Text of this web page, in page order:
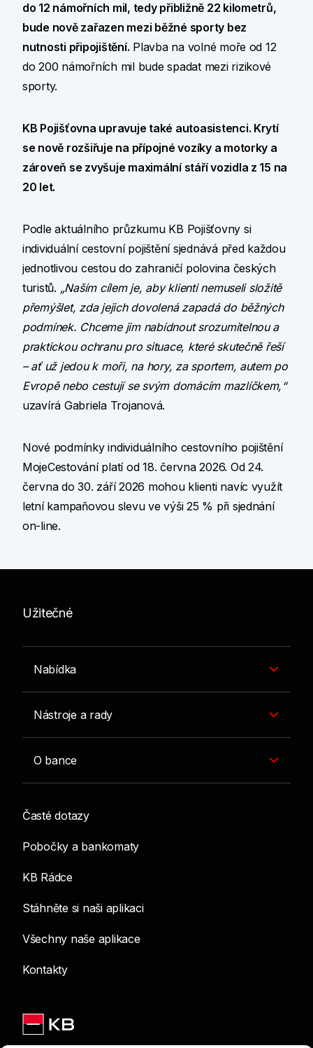
do 12 námořních mil, tedy přibližně 22 kilometrů,
bude nově zařazen mezi běžné sporty bez
nutnosti připojištění. Plavba na volné moře od 12
do 200 námořních mil bude spadat mezi rizikové
sporty.
KB Pojišťovna upravuje také autoasistenci. Krytí
se nově rozšiřuje na přípojné vozíky a motorky a
zároveň se zvyšuje maximální stáří vozidla z 15 na
20 let.
Podle aktuálního průzkumu KB Pojišťovny si
individuální cestovní pojištění sjednává před každou
jednotlivou cestou do zahraničí polovina českých
turistů. „Naším cílem je, aby klienti nemuseli složitě
přemýšlet, zda jejich dovolená zapadá do běžných
podmínek. Chceme jim nabídnout srozumitelnou a
praktickou ochranu pro situace, které skutečně řeší
– ať už jedou k moři, na hory, za sportem, autem po
Evropě nebo cestují se svým domácím mazlíčkem,“
uzavírá Gabriela Trojanová.
Nové podmínky individuálního cestovního pojištění
MojeCestování platí od 18. června 2026. Od 24.
června do 30. září 2026 mohou klienti navíc využít
letní kampaňovou slevu ve výši 25 % při sjednání
on-line.
Užitečné
Nabídka
Nástroje a rady
O bance
Časté dotazy
Pobočky a bankomaty
KB Rádce
Stáhněte si naši aplikaci
Všechny naše aplikace
Kontakty